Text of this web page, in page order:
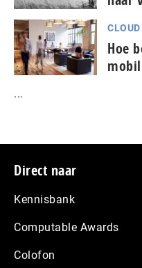
Hoe
...
Footer
Direct naar
Kennisbank
Computable Awards
Colofon